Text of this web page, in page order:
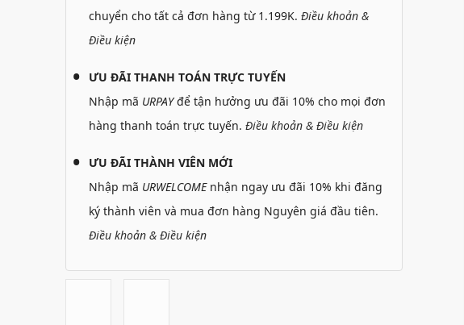
chuyển cho tất cả đơn hàng từ 1.199K. Điều khoản &
Điều kiện
ƯU ĐÃI THANH TOÁN TRỰC TUYẾN
Nhập mã URPAYđể tận hưởng ưu đãi 10% cho mọi đơn
hàng thanh toán trực tuyến. Điều khoản & Điều kiện
ƯU ĐÃI THÀNH VIÊN MỚI
Nhập mã URWELCOMEnhận ngay ưu đãi 10% khi đăng
ký thành viên và mua đơn hàng Nguyên giá đầu tiên.
Điều khoản & Điều kiện